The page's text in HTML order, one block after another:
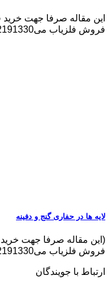
این مقاله صرفا جهت
فروش فلزیاب می09102191330
لایه ها در حفاری گنج و دفینه
(این مقاله صرفا جهت
فروش فلزیاب می09102191330
ارتباط با جویندگان